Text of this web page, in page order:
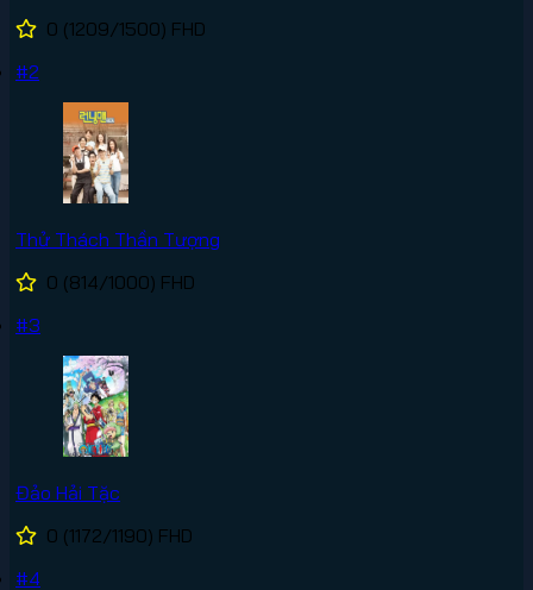
0 (1209/1500) FHD
#2
Thử Thách Thần Tượng
0 (814/1000) FHD
#3
Đảo Hải Tặc
0 (1172/1190) FHD
#4